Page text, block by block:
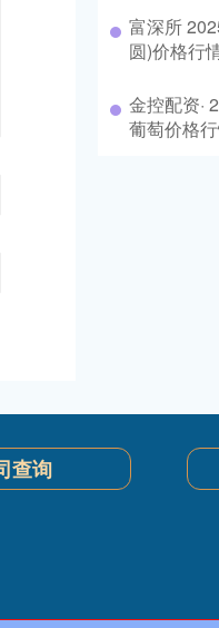
富深所
圆)价格行
金控配资·
葡萄价格
查询